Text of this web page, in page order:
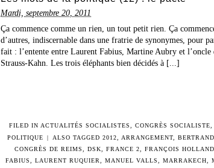
Mardi, septembre 20, 2011
Ça commence comme un rien, un tout petit rien. Ça
d’autres, indiscernable dans une fratrie de synonymes, pour
fait : l’entente entre Laurent Fabius, Martine Aubry et
Strauss-Kahn. Les trois éléphants bien décidés à [...]
FILED IN ACTUALITÉS SOCIALISTES CONGRÈS SOCIALISTE
POLITIQUE
| ALSO TAGGED2012 ARRANGEMENT ,
CONGRÈS DE REIMS
DSK FRANCE 2 FRANÇOIS
FABIUS
LAURENT RUQUIER MANUEL VALLS MARRAKECH